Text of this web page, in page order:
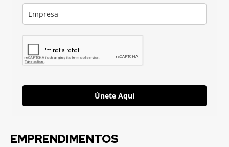
Únete Aquí
EMPRENDIMENTOS